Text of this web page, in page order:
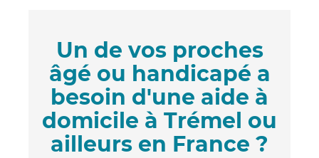
Un de vos proches
âgé ou handicapé a
besoin d'une aide à
domicile à Trémel ou
ailleurs en France ?